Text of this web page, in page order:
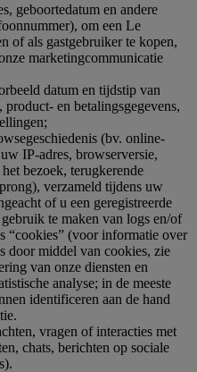
geboortedatum en andere
om een Le
of als gastgebruiker te kopen,
marketingcommunicatie
datum en tijdstip van
en betalingsgegevens,
(bv. online-
IP-adres, browserversie,
bezoek, terugkerende
verzameld tijdens uw
of u een geregistreerde
te maken van logs en/of
“cookies” (voor informatie over
door middel van cookies, zie
van onze diensten en
analyse; in de meeste
identificeren aan de hand
vragen of interacties met
chats, berichten op sociale